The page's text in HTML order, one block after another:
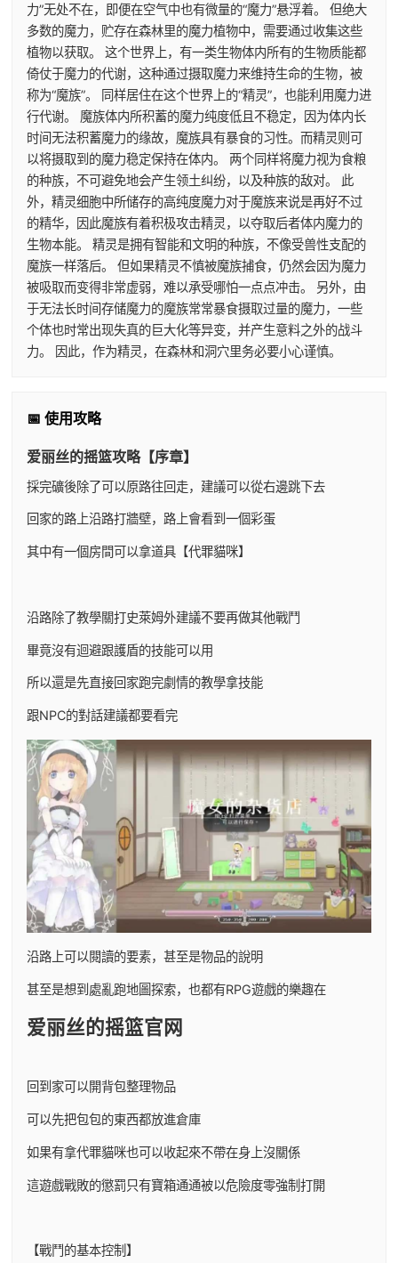
力”无处不在，即便在空气中也有微量的“魔力”悬浮着。 但绝大
多数的魔力，贮存在森林里的魔力植物中，需要通过收集这些
植物以获取。 这个世界上，有一类生物体内所有的生物质能都
倚仗于魔力的代谢，这种通过摄取魔力来维持生命的生物，被
称为“魔族”。 同样居住在这个世界上的“精灵”，也能利用魔力进
行代谢。 魔族体内所积蓄的魔力纯度低且不稳定，因为体内长
时间无法积蓄魔力的缘故，魔族具有暴食的习性。而精灵则可
以将摄取到的魔力稳定保持在体内。 两个同样将魔力视为食粮
的种族，不可避免地会产生领土纠纷，以及种族的敌对。 此
外，精灵细胞中所储存的高纯度魔力对于魔族来说是再好不过
的精华，因此魔族有着积极攻击精灵，以夺取后者体内魔力的
生物本能。 精灵是拥有智能和文明的种族，不像受兽性支配的
魔族一样落后。 但如果精灵不慎被魔族捕食，仍然会因为魔力
被吸取而变得非常虚弱，难以承受哪怕一点点冲击。 另外，由
于无法长时间存储魔力的魔族常常暴食摄取过量的魔力，一些
个体也时常出现失真的巨大化等异变，并产生意料之外的战斗
力。 因此，作为精灵，在森林和洞穴里务必要小心谨慎。
📅 使用攻略
爱丽丝的摇篮攻略【序章】
採完礦後除了可以原路往回走，建議可以從右邊跳下去
回家的路上沿路打牆壁，路上會看到一個彩蛋
其中有一個房間可以拿道具【代罪貓咪】
沿路除了教學關打史萊姆外建議不要再做其他戰鬥
畢竟沒有迴避跟護盾的技能可以用
所以還是先直接回家跑完劇情的教學拿技能
跟NPC的對話建議都要看完
沿路上可以閱讀的要素，甚至是物品的說明
甚至是想到處亂跑地圖探索，也都有RPG遊戲的樂趣在
爱丽丝的摇篮官网
回到家可以開背包整理物品
可以先把包包的東西都放進倉庫
如果有拿代罪貓咪也可以收起來不帶在身上沒關係
這遊戲戰敗的懲罰只有寶箱通通被以危險度零強制打開
【戰鬥的基本控制】